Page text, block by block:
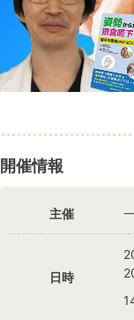
開催情報
主催
日時